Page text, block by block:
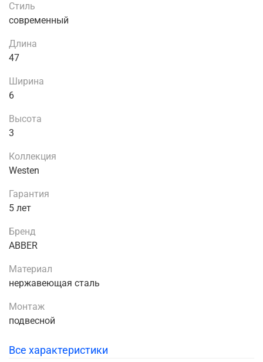
Стиль
современный
Длина
47
Ширина
6
Высота
3
Коллекция
Westen
Гарантия
5 лет
Бренд
ABBER
Материал
нержавеющая сталь
Монтаж
подвесной
Все характеристики